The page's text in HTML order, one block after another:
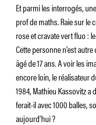
Et parmi les interrogés,
prof de maths. Raie sur le
rose et cravate vert fluo :
Cette personne n’est
âgé de 17 ans. A voir les
encore loin, le réalisateur
1984, Mathieu Kassovitz a
ferait-il avec 1000 balles,
aujourd’hui ?